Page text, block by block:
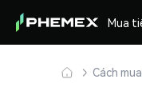
Mua
Cách